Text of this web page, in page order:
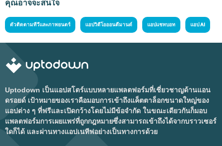
คุณอาจจะสนใจ
ตัวติดตามทีวีและภาพยนตร์ แอปวิดีโอออนดีมานด์ แอปแชทบอท แอป AI
Uptodown เป็นแอปสโตร์แบบหลายแพลตฟอร์มที่เชี่ยวชาญด้านแอน
ดรอยด์ เป้าหมายของเราคือมอบการเข้าถึงแค็ตตาล็อกขนาดใหญ่ของ
แอปต่าง ๆ ที่ฟรีและเปิดกว้างโดยไม่มีข้อจำกัด ในขณะเดียวกันก็มอบ
แพลตฟอร์มการเผยแพร่ที่ถูกกฎหมายซึ่งสามารถเข้าถึงได้จากบราวเซอร์
ใดก็ได้ และผ่านทางแอปเนทีฟอย่างเป็นทางการด้วย